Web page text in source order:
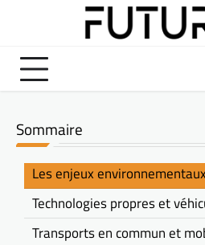
Sommaire
Les enjeux
Technologies propres et
Transports en commun et